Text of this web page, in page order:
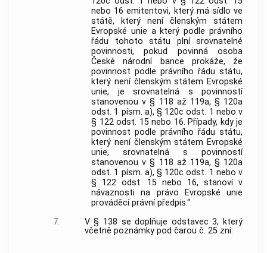
nebo 16 emitentovi, který má sídlo ve
státě, který není členským státem
Evropské unie a který podle právního
řádu tohoto státu plní srovnatelné
povinnosti, pokud povinná osoba
České národní bance prokáže, že
povinnost podle právního řádu státu,
který není členským státem Evropské
unie, je srovnatelná s povinností
stanovenou v § 118 až 119a, § 120a
odst. 1 písm. a), § 120c odst. 1 nebo v
§ 122 odst. 15 nebo 16. Případy, kdy je
povinnost podle právního řádu státu,
který není členským státem Evropské
unie, srovnatelná s povinností
stanovenou v § 118 až 119a, § 120a
odst. 1 písm. a), § 120c odst. 1 nebo v
§ 122 odst. 15 nebo 16, stanoví v
návaznosti na právo Evropské unie
prováděcí právní předpis.“.
7.
V § 138 se doplňuje odstavec 3, který
včetně poznámky pod čarou č. 25 zní: